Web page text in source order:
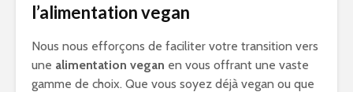
l’alimentation vegan
Nous nous efforçons de faciliter votre transition vers
une alimentation vegan en vous offrant une vaste
gamme de choix. Que vous soyez déjà vegan ou que